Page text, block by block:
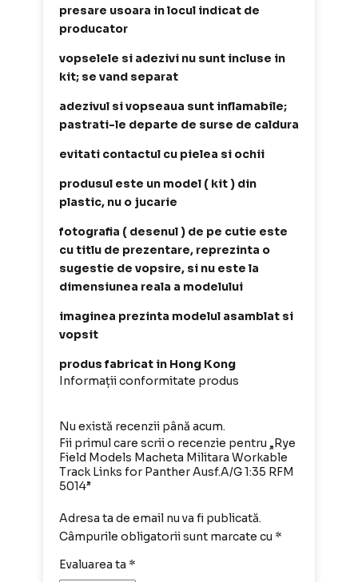
presare usoara in locul indicat de
producator
vopselele si adezivi nu sunt incluse in
kit; se vand separat
adezivul si vopseaua sunt inflamabile;
pastrati-le departe de surse de caldura
evitati contactul cu pielea si ochii
produsul este un model ( kit ) din
plastic, nu o jucarie
fotografia ( desenul ) de pe cutie este
cu titlu de prezentare, reprezinta o
sugestie de vopsire, si nu este la
dimensiunea reala a modelului
imaginea prezinta modelul asamblat si
vopsit
produs fabricat in Hong Kong
Informații conformitate produs
Nu există recenzii până acum.
Fii primul care scrii o recenzie pentru „Rye
Field Models Macheta Militara Workable
Track Links for Panther Ausf.A/G 1:35 RFM
5014”
Adresa ta de email nu va fi publicată.
Câmpurile obligatorii sunt marcate cu *
Evaluarea ta *